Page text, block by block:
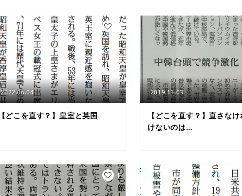
2022.06.04
【どこを直す？】皇室と英国
4
2019.11.03
【どこを直す？】直さな
けないのは…
1